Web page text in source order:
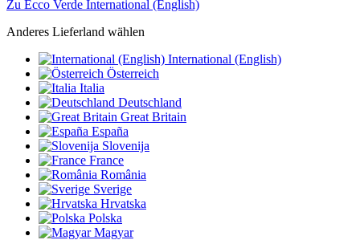
Zu Ecco Verde International (English)
Anderes Lieferland wählen
International (English)
Österreich
Italia
Deutschland
Great Britain
España
Slovenija
France
România
Sverige
Hrvatska
Polska
Magyar